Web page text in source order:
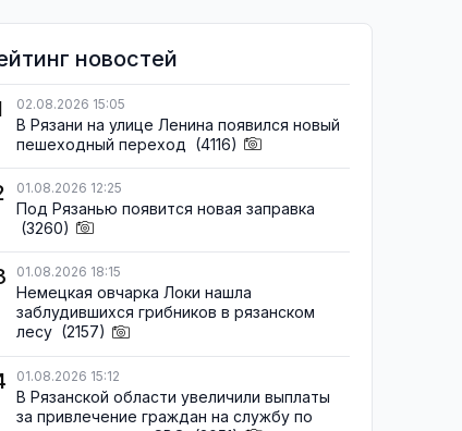
новостей
02.08.2026 15:05
В Рязани на улице Ленина появился новый
пешеходный переход (4116)
01.08.2026 12:25
Под Рязанью появится новая заправка
(3260)
01.08.2026 18:15
Немецкая овчарка Локи нашла
заблудившихся грибников в рязанском
лесу (2157)
01.08.2026 15:12
В Рязанской области увеличили выплаты
за привлечение граждан на службу по